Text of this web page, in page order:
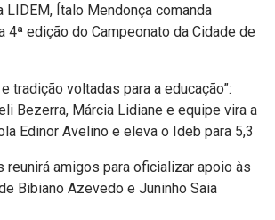
LIDEM, Ítalo Mendonça comanda
4ª edição do Campeonato da Cidade de
tradição voltadas para a educação”:
Bezerra, Márcia Lidiane e equipe vira a
Edinor Avelino e eleva o Ideb para 5,3
reunirá amigos para oficializar apoio às
Bibiano Azevedo e Juninho Saia